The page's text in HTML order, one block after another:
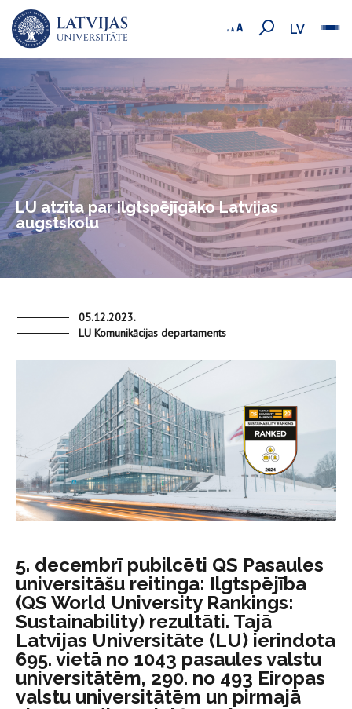
LV
LU atzīta par ilgtspējīgāko Latvijas
augstskolu
05.12.2023.
LU Komunikācijas departaments
5. decembrī pubilcēti QS Pasaules
universitāšu reitinga: Ilgtspējība
(QS World University Rankings:
Sustainability) rezultāti. Tajā
Latvijas Universitāte (LU) ierindota
695. vietā no 1043 pasaules valstu
universitātēm, 290. no 493 Eiropas
valstu universitātēm un pirmajā